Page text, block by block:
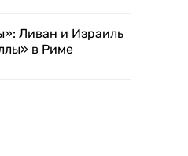
Ливан и Израиль
в Риме